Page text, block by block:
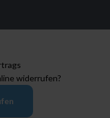
widerrufen?